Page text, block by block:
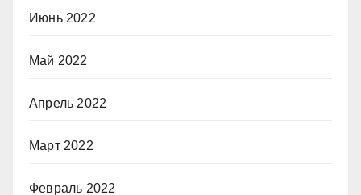
Июнь 2022
Май 2022
Апрель 2022
Март 2022
Февраль 2022